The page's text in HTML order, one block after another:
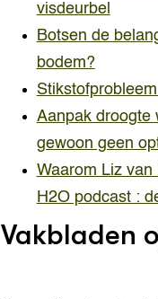
visdeurbel
Botsen de
bodem?
Aanpak droogte
gewoon geen
Waarom Liz
H2O podcast :
Vakbladen